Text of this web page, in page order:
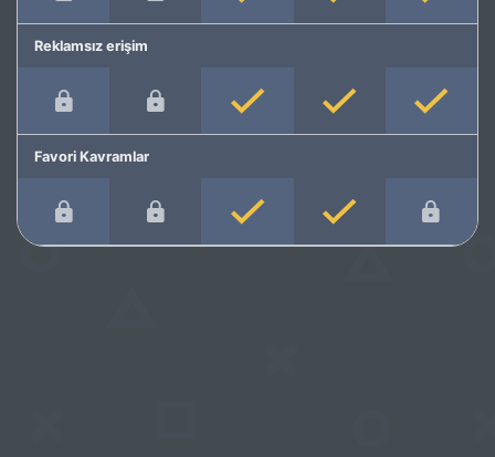
Reklamsız erişim
Favori Kavramlar